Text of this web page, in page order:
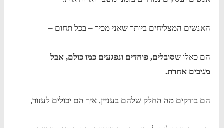
האנשים המצליחים ביותר שאני מכיר – בכל תחום –
הם כאלו שסובלים, פוחדים ונפגעים כמו כולם, אבל
מגיביםאחרת.
הם בודקים מה החלק שלהם בעניין, איך הם יכולים לעזור,